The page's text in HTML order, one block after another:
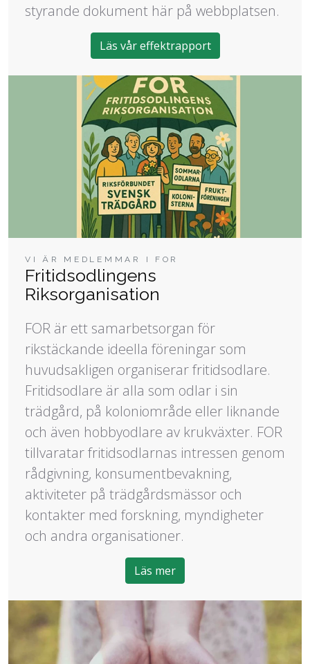
styrande dokument här på webbplatsen.
Läs vår effektrapport
VI ÄR MEDLEMMAR I FOR
Fritidsodlingens
Riksorganisation
FOR är ett samarbetsorgan för
rikstäckande ideella föreningar som
huvudsakligen organiserar fritidsodlare.
Fritidsodlare är alla som odlar i sin
trädgård, på koloniområde eller liknande
och även hobbyodlare av krukväxter. FOR
tillvaratar fritidsodlarnas intressen genom
rådgivning, konsumentbevakning,
aktiviteter på trädgårdsmässor och
kontakter med forskning, myndigheter
och andra organisationer.
Läs mer